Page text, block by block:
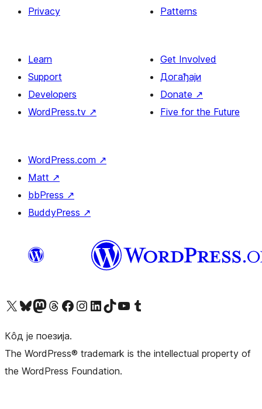
Privacy
Patterns
Learn
Support
Developers
WordPress.tv ↗
Get Involved
Догађаји
Donate ↗
Five for the Future
WordPress.com ↗
Matt ↗
bbPress ↗
BuddyPress ↗
Visit our X (formerly Twitter) account
Посетите наш Bluesky налог
Visit our Mastodon account
Посетите наш налог на Threads-у Visit our Facebook pageПосетите наш Инстаграм налог
Visit our LinkedIn account
Посетите наш TikTok налог
Visit our YouTube channel
Посетите наш Tumblr налог
Кôд је поезија.
The WordPress® trademark is the intellectual property of
the WordPress Foundation.